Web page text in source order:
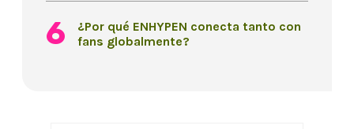
¿Por qué ENHYPEN conecta tanto con
fans globalmente?